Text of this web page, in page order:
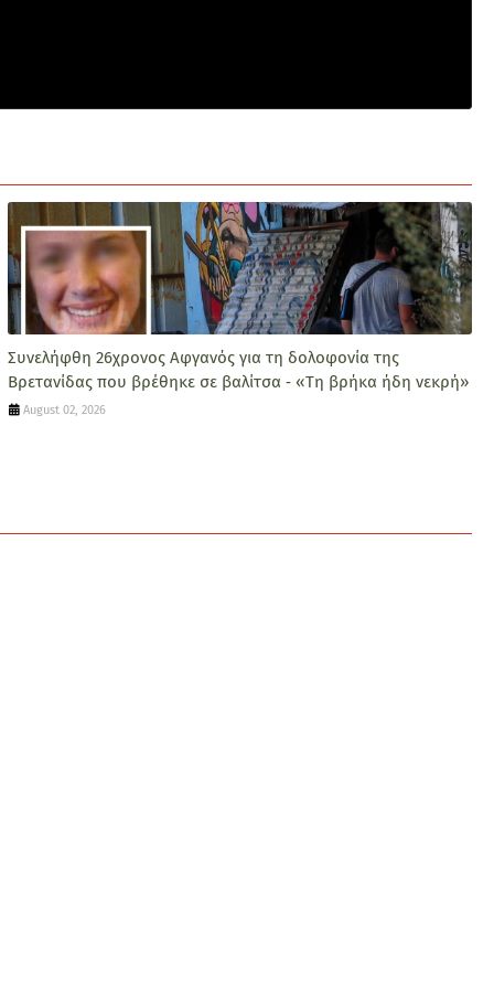
Συνελήφθη 26χρονος Αφγανός για τη δολοφονία της
Βρετανίδας που βρέθηκε σε βαλίτσα ‑ «Τη βρήκα ήδη νεκρή»
August 02, 2026